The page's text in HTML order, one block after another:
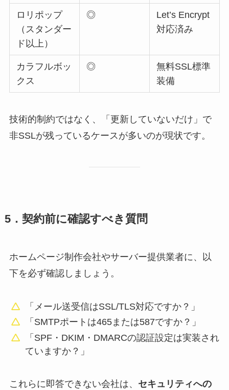
ロリポップ
（スタンダー
ド以上）
◎
Let’s Encrypt
対応済み
カラフルボッ
クス
◎
無料SSL標準
装備
技術的制約ではなく、「更新していないだけ」で
非SSLが残っているケースが多いのが現状です。
5．契約前に確認すべき質問
ホームページ制作会社やサーバー提供業者に、以
下を必ず確認しましょう。
「メール送受信はSSL/TLS対応ですか？」
「SMTPポートは465または587ですか？」
「SPF・DKIM・DMARCの認証設定は実装され
ていますか？」
これらに即答できない会社は、 セキュリティへの